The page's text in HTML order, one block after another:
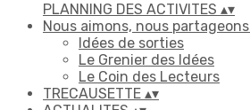
PLANNING DES ACTIVITES ▴▾
Nous aimons, nous partageons
Idées de sorties
Le Grenier des Idées
Le Coin des Lecteurs
TRECAUSETTE ▴▾